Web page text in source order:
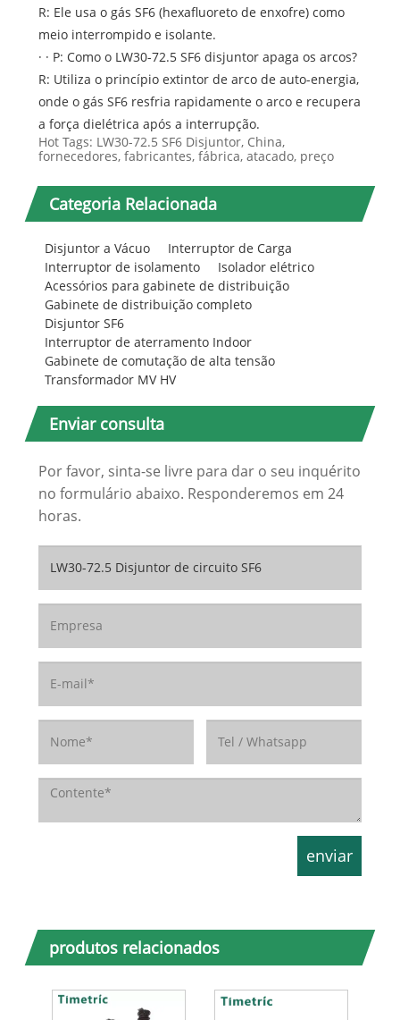
R: Ele usa o gás SF6 (hexafluoreto de enxofre) como
meio interrompido e isolante.
· · P: Como o LW30-72.5 SF6 disjuntor apaga os arcos?
R: Utiliza o princípio extintor de arco de auto-energia,
onde o gás SF6 resfria rapidamente o arco e recupera
a força dielétrica após a interrupção.
Hot Tags: LW30-72.5 SF6 Disjuntor, China,
fornecedores, fabricantes, fábrica, atacado, preço
Categoria Relacionada
Disjuntor a Vácuo
Interruptor de Carga
Interruptor de isolamento
Isolador elétrico
Acessórios para gabinete de distribuição
Gabinete de distribuição completo
Disjuntor SF6
Interruptor de aterramento Indoor
Gabinete de comutação de alta tensão
Transformador MV HV
Enviar consulta
Por favor, sinta-se livre para dar o seu inquérito
no formulário abaixo. Responderemos em 24
horas.
produtos relacionados